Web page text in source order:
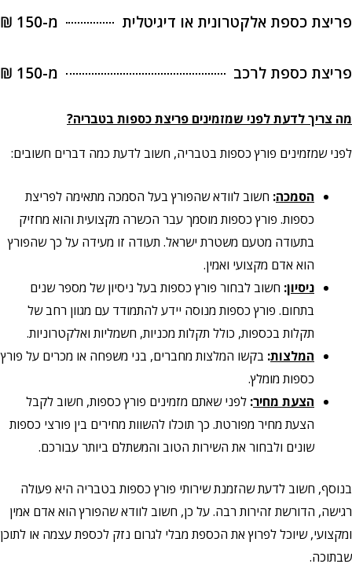
פריצת כספת אלקטרונית או דיגיטלית מ-150 ₪
פריצת כספת לרכב מ-150 ₪
מה צריך לדעת לפני שמזמינים פריצת כספות בטבריה?
לפני שמזמינים פורץ כספות בטבריה, חשוב לדעת כמה דברים חשובים:
הסמכה: חשוב לוודא שהפורץ בעל הסמכה מתאימה לפריצת
כספות. פורץ כספות מוסמך עבר הכשרה מקצועית והוא מחזיק
בתעודה מטעם משטרת ישראל. תעודה זו מעידה על כך שהפורץ
הוא אדם מקצועי ואמין.
ניסיון: חשוב לבחור פורץ כספות בעל ניסיון של מספר שנים
בתחום. פורץ כספות מנוסה יידע להתמודד עם מגוון רחב של
תקלות בכספות, כולל תקלות מכניות, חשמליות ואלקטרוניות.
המלצות: בקשו המלצות מחברים, בני משפחה או מכרים על פורץ
כספות מומלץ.
הצעת מחיר: לפני שאתם מזמינים פורץ כספות, חשוב לקבל
הצעת מחיר מפורטת. כך תוכלו להשוות מחירים בין פורצי כספות
שונים ולבחור את השירות הטוב והמשתלם ביותר עבורכם.
בנוסף, חשוב לדעת שהזמנת שירותי פורץ כספות בטבריה היא פעולה
רגישה, הדורשת זהירות רבה. על כן, חשוב לוודא שהפורץ הוא אדם אמין
ומקצועי, שיוכל לפרוץ את הכספת מבלי לגרום נזק לכספת עצמה או לתוכן
שבתוכה.